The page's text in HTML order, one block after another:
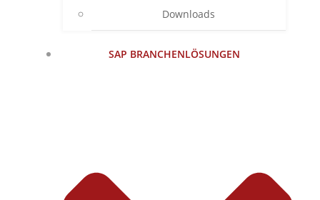
Downloads
SAP BRANCHENLÖSUNGEN